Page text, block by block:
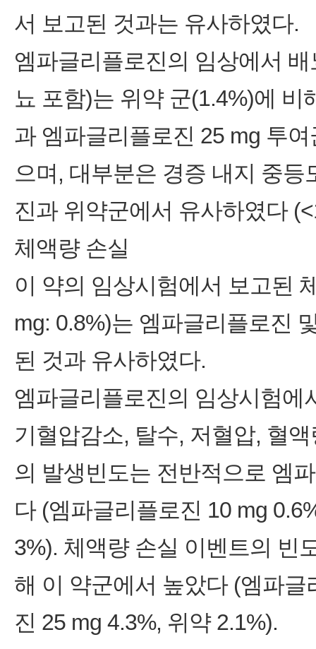
서 보고된 것과는 유사하였다.
엠파글리플로진의 임상에서
뇨 포함)는 위약 군(1.4%)에
과 엠파글리플로진 25 mg 투
으며, 대부분은 경증 내지 중
진과 위약군에서 유사하였다
체액량 손실
이 약의 임상시험에서 보고된
mg: 0.8%)는 엠파글리플로진
된 것과 유사하였다.
엠파글리플로진의 임상시험에
기혈압감소, 탈수, 저혈압, 혈
의 발생빈도는 전반적으로 엠
다 (엠파글리플로진 10 mg
3%). 체액량 손실 이벤트의 빈
해 이 약군에서 높았다 (엠파
진 25 mg 4.3%, 위약 2.1%).